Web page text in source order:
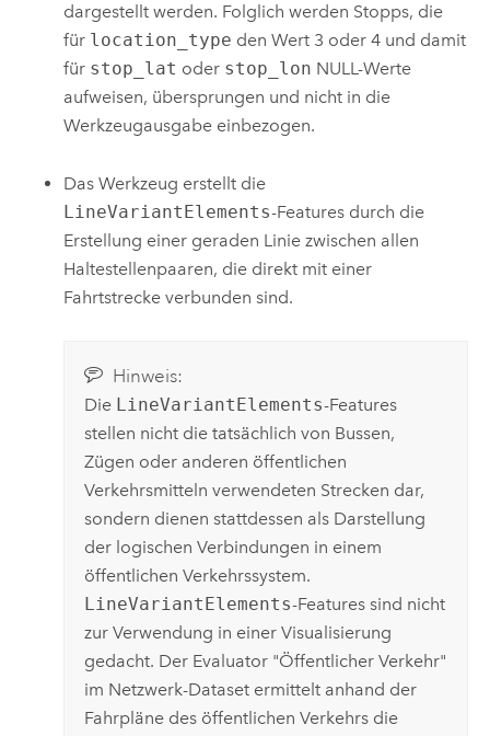
dargestellt werden. Folglich werden Stopps, die
für location_type den Wert 3 oder 4 und damit
für stop_lat oder stop_lon NULL-Werte
aufweisen, übersprungen und nicht in die
Werkzeugausgabe einbezogen.
Das Werkzeug erstellt die
LineVariantElements-Features durch die
Erstellung einer geraden Linie zwischen allen
Haltestellenpaaren, die direkt mit einer
Fahrtstrecke verbunden sind.
Hinweis:
Die LineVariantElements-Features
stellen nicht die tatsächlich von Bussen,
Zügen oder anderen öffentlichen
Verkehrsmitteln verwendeten Strecken dar,
sondern dienen stattdessen als Darstellung
der logischen Verbindungen in einem
öffentlichen Verkehrssystem.
LineVariantElements-Features sind nicht
zur Verwendung in einer Visualisierung
gedacht. Der Evaluator "Öffentlicher Verkehr"
im Netzwerk-Dataset ermittelt anhand der
Fahrpläne des öffentlichen Verkehrs die